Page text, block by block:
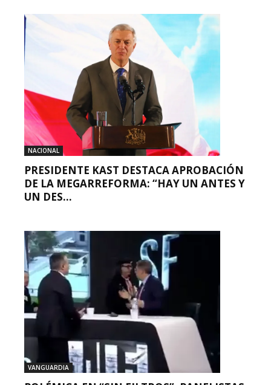
NACIONAL
PRESIDENTE KAST DESTACA APROBACIÓN
DE LA MEGARREFORMA: “HAY UN ANTES Y
UN DES...
VANGUARDIA